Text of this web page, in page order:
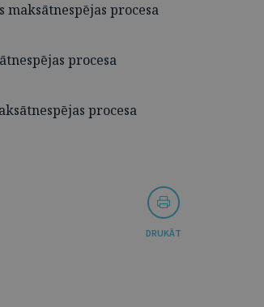
procesa
procesa
procesa
DRUKĀT